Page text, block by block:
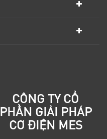
CÔNG TY CỔ
PHẦN GIẢI PHÁP
CƠ ĐIỆN MES